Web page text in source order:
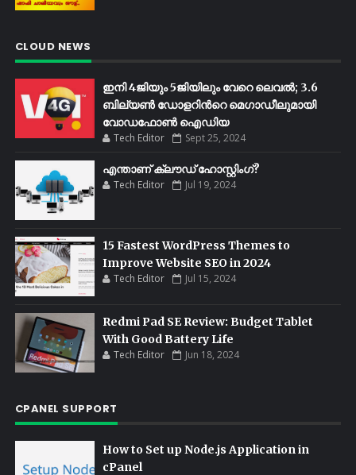
CLOUD NEWS
ഇനി 4ജിയും 5ജിയിലും വേറെ ലെവൽ; 3.6
ബില്യണ്‍ ഡോളറിന്‍റെ മെഗാഡീലുമായി
വോഡഫോണ്‍ ഐഡിയ
Tech Editor Sept 25, 2024
എന്താണ് ക്ലൗഡ് ഹോസ്റ്റിംഗ്?
Tech Editor Jul 19, 2024
15 Fastest WordPress Themes to
Improve Website SEO in 2024
Tech Editor Jul 15, 2024
Redmi Pad SE Review: Budget Tablet
With Good Battery Life
Tech Editor Jun 18, 2024
CPANEL SUPPORT
How to Set up Node.js Application in
cPanel